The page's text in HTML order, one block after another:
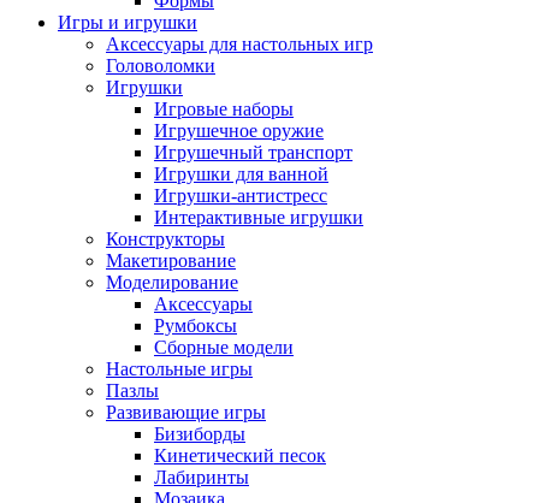
Игры и игрушки
Аксессуары для настольных игр
Головоломки
Игрушки
Игровые наборы
Игрушечное оружие
Игрушечный транспорт
Игрушки для ванной
Игрушки-антистресс
Интерактивные игрушки
Конструкторы
Макетирование
Моделирование
Аксессуары
Румбоксы
Сборные модели
Настольные игры
Пазлы
Развивающие игры
Бизиборды
Кинетический песок
Лабиринты
Мозаика